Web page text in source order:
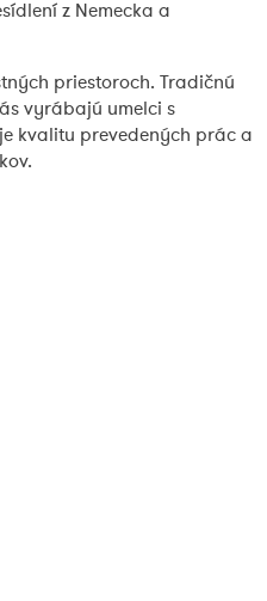
z Nemecka a
priestoroch. Tradičnú
vyrábajú umelci s
kvalitu prevedených prác a